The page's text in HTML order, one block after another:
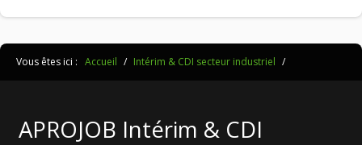
Vous êtes ici : Accueil / Intérim & CDI secteur industriel /
APROJOB Intérim & CDI